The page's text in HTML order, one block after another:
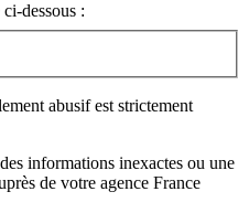
dessous :
abusif est strictement
informations inexactes ou une
de votre agence France